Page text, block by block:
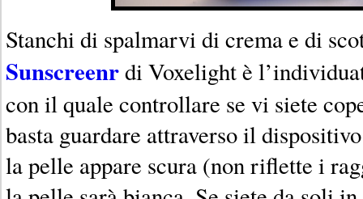
Stanchi di spalmarvi di crema e di
Sunscreenrdi Voxelight è
con il quale controllare se vi siete
basta guardare attraverso il
la pelle appare scura (non riflette i